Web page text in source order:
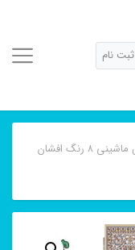
ثبت نام
فرش ماشینی ۸ رنگ افشان